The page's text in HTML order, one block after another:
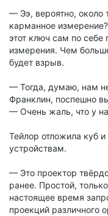
— Ээ, вероятно, около
карманное
этот ключ сам по себе
измерения. Чем
будет взрыв.
— Тогда, думаю, нам
Франклин, поспешно
— Очень жаль, что у
Тейлор отложила куб
устройствам.
— Это проектор
ранее. Простой,
настоящее время
проекций различного